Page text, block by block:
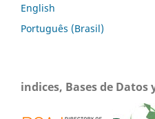
English
Português (Brasil)
indices, Bases de Datos